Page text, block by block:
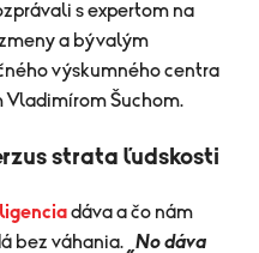
s expertom na
a bývalým
výskumného centra
Vladimírom Šuchom.
strata ľudskosti
dáva a čo nám
bez váhania.
„No dáva